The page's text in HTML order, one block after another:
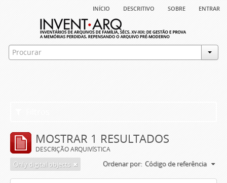
início descritivo sobre entrar
MOSTRAR 1 RESULTADOS
DESCRIÇÃO ARQUIVÍSTICA
Only digital objects Ordenar por: Código de referência